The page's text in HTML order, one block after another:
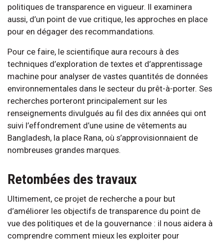
politiques de transparence en vigueur. Il examinera
aussi, d’un point de vue critique, les approches en place
pour en dégager des recommandations.
Pour ce faire, le scientifique aura recours à des
techniques d’exploration de textes et d’apprentissage
machine pour analyser de vastes quantités de données
environnementales dans le secteur du prêt-à-porter. Ses
recherches porteront principalement sur les
renseignements divulgués au fil des dix années qui ont
suivi l’effondrement d’une usine de vêtements au
Bangladesh, la place Rana, où s’approvisionnaient de
nombreuses grandes marques.
Retombées des travaux
Ultimement, ce projet de recherche a pour but
d’améliorer les objectifs de transparence du point de
vue des politiques et de la gouvernance : il nous aidera à
comprendre comment mieux les exploiter pour